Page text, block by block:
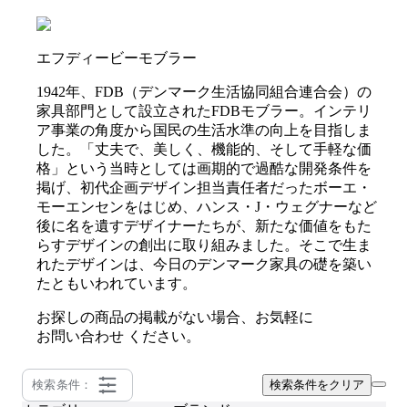
エフディービーモブラー
1942年、FDB（デンマーク生活協同組合連合会）の
家具部門として設立されたFDBモブラー。インテリ
ア事業の角度から国民の生活水準の向上を目指しま
した。「丈夫で、美しく、機能的、そして手軽な価
格」という当時としては画期的で過酷な開発条件を
掲げ、初代企画デザイン担当責任者だったボーエ・
モーエンセンをはじめ、ハンス・J・ウェグナーなど
後に名を遺すデザイナーたちが、新たな価値をもた
らすデザインの創出に取り組みました。そこで生ま
れたデザインは、今日のデンマーク家具の礎を築い
たともいわれています。
お探しの商品の掲載がない場合、お気軽に
お問い合わせ ください。
検索条件： 検索条件をクリア